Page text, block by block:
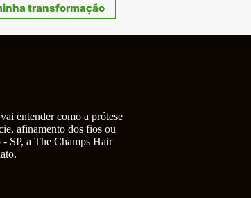
transformação
entender como a prótese
afinamento dos fios ou
SP, a The Champs Hair